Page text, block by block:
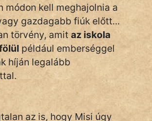
módon kell meghajolnia a
gazdagabb fiúk előtt...
törvény, amitaz iskola
például emberséggel
híján legalább
az is, hogy Misi úgy